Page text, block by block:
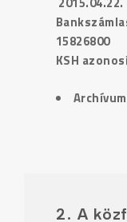
15826800
KSH
2. A